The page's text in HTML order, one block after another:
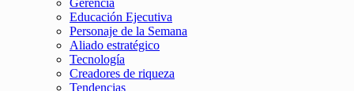
Gerencia
Educación Ejecutiva
Personaje de la Semana
Aliado estratégico
Tecnología
Creadores de riqueza
Tendencias